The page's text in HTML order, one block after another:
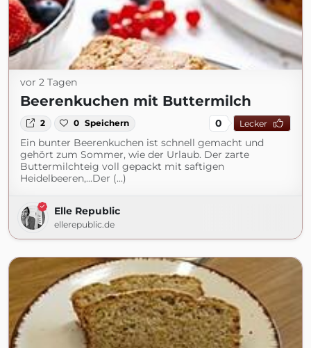
vor 2 Tagen
Beerenkuchen mit Buttermilch
2 0 Speichern 0 Lecker
Ein bunter Beerenkuchen ist schnell gemacht und
gehört zum Sommer, wie der Urlaub. Der zarte
Buttermilchteig voll gepackt mit saftigen
Heidelbeeren,...Der (...)
Elle Republic
ellerepublic.de